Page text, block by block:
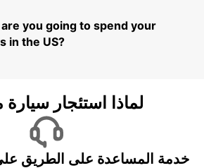
you going to spend your
in the US?
لماذا استئجار
خدمة المساعدة على الطريق على مدار